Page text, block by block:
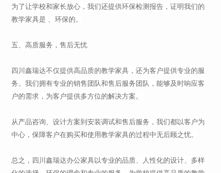
为了让学校和家长放心，我们还提供环保检测报告，证明我们的
教学家具是 、环保的。
五、高质服务，售后无忧
四川鑫瑞达不仅提供高品质的教学家具，还为客户提供专业的服
务。我们拥有专业的销售团队和售后服务团队，能够及时响应客
户的需求，为客户提供多方位的解决方案。
从产品咨询、设计方案到安装调试和售后服务，我们都以客户为
中心，保障客户在购买和使用教学家具的过程中无后顾之忧。
总之，四川鑫瑞达办公家具以专业的品质、人性化的设计、多样